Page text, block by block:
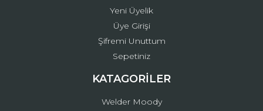
Yeni Üyelik
Üye Girişi
Şifremi Unuttum
Sepetiniz
KATAGORİLER
Welder Moody